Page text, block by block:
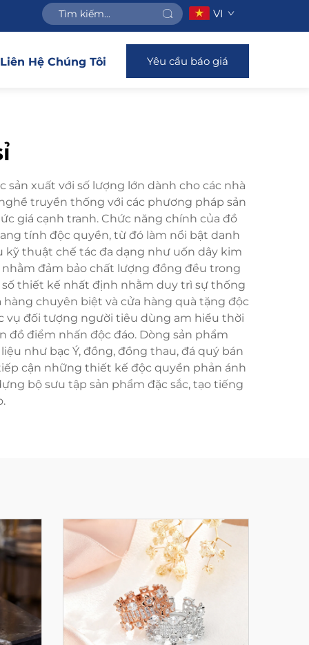
VI
Liên Hệ Chúng Tôi Yêu cầu báo giá
xuất với số lượng lớn dành cho các nhà
truyền thống với các phương pháp sản
giá cạnh tranh. Chức năng chính của đồ
tính độc quyền, từ đó làm nổi bật danh
kỹ thuật chế tác đa dạng như uốn dây kim
đảm bảo chất lượng đồng đều trong
thiết kế nhất định nhằm duy trì sự thống
chuyên biệt và cửa hàng quà tặng độc
vụ đối tượng người tiêu dùng am hiểu thời
điểm nhấn độc đáo. Dòng sản phẩm
như bạc Ý, đồng, đồng thau, đá quý bán
cận những thiết kế độc quyền phản ánh
bộ sưu tập sản phẩm đặc sắc, tạo tiếng